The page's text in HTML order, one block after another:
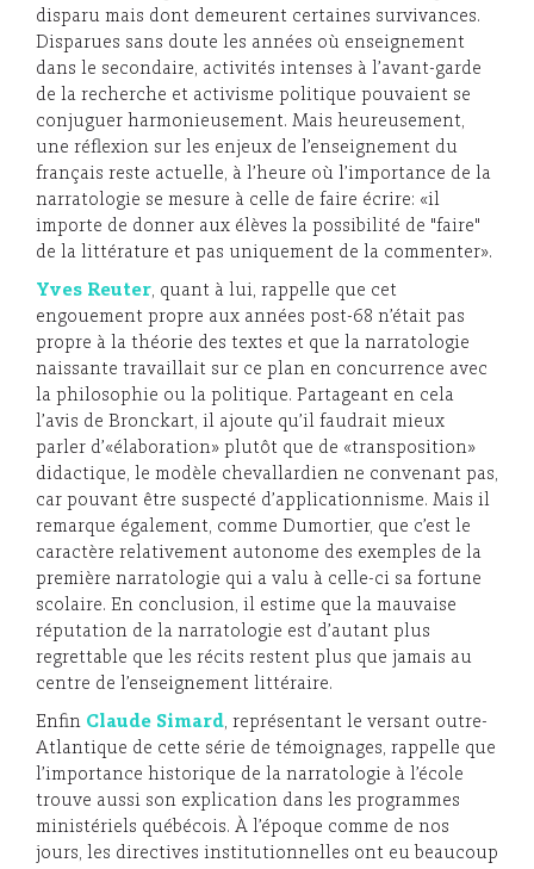
disparu mais dont demeurent certaines survivances.
Disparues sans doute les années où enseignement
dans le secondaire, activités intenses à l’avant-garde
de la recherche et activisme politique pouvaient se
conjuguer harmonieusement. Mais heureusement,
une réflexion sur les enjeux de l’enseignement du
français reste actuelle, à l’heure où l’importance de la
narratologie se mesure à celle de faire écrire: «il
importe de donner aux élèves la possibilité de "faire"
de la littérature et pas uniquement de la commenter».
Yves Reuter, quant à lui, rappelle que cet
engouement propre aux années post-68 n’était pas
propre à la théorie des textes et que la narratologie
naissante travaillait sur ce plan en concurrence avec
la philosophie ou la politique. Partageant en cela
l’avis de Bronckart, il ajoute qu’il faudrait mieux
parler d’«élaboration» plutôt que de «transposition»
didactique, le modèle chevallardien ne convenant pas,
car pouvant être suspecté d’applicationnisme. Mais il
remarque également, comme Dumortier, que c’est le
caractère relativement autonome des exemples de la
première narratologie qui a valu à celle-ci sa fortune
scolaire. En conclusion, il estime que la mauvaise
réputation de la narratologie est d’autant plus
regrettable que les récits restent plus que jamais au
centre de l’enseignement littéraire.
Enfin Claude Simard, représentant le versant outre-
Atlantique de cette série de témoignages, rappelle que
l’importance historique de la narratologie à l’école
trouve aussi son explication dans les programmes
ministériels québécois. À l’époque comme de nos
jours, les directives institutionnelles ont eu beaucoup